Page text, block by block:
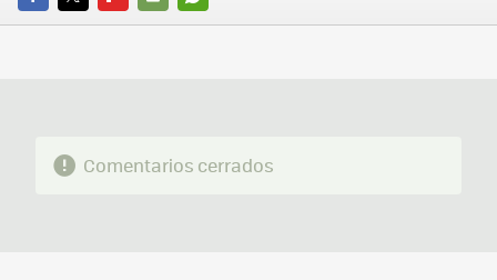
FACEBOOK
TWITTERFLIPBOARD
E-
WHATSAPP
Comentarios cerrados